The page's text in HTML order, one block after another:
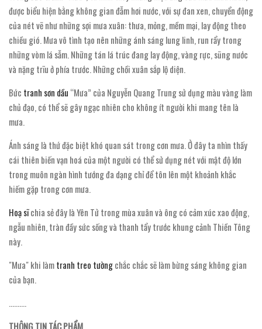
được biểu hiện bằng không gian đẫm hơi nước, với sự đan xen, chuyển động
của nét vẽ như những sợi mưa xuân: thưa, mỏng, mềm mại, lay động theo
chiều gió. Mưa vô tình tạo nên những ánh sáng lung linh, run rẩy trong
những vòm lá sẫm. Những tán lá trúc đang lay động, vàng rực, sũng nước
và nặng trĩu ở phía trước. Những chồi xuân sắp lộ diện.
Bức tranh sơn dầu “Mưa” của Nguyễn Quang Trung sử dụng màu vàng làm
chủ đạo, có thể sẽ gây ngạc nhiên cho không ít người khi mang tên là
mưa.
Ánh sáng là thứ đặc biệt khó quan sát trong cơn mưa. Ở đây ta nhìn thấy
cái thiên biến vạn hoá của một người có thể sử dụng nét với mật độ lớn
trong muôn ngàn hình tướng đa dạng chỉ để tôn lên một khoảnh khắc
hiếm gặp trong cơn mưa.
Hoạ sĩchia sẻ đây là Yên Tử trong mùa xuân và ông có cảm xúc xao động,
ngẫu nhiên, tràn đầy sức sống và thanh tẩy trước khung cảnh Thiền Tông
này.
"Mưa" khi làmtranh treo tườngchắc chắc sẽ làm bừng sáng không gian
của bạn.
..........
THÔNG TIN TÁC PHẨM